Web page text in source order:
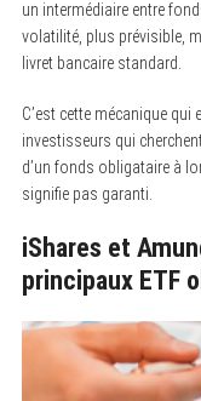
un intermédiaire entre
volatilité, plus prévisible,
livret bancaire standard.
C’est cette mécanique
investisseurs qui
d’un fonds obligataire à
signifie pas garanti.
iShares et
principaux ETF